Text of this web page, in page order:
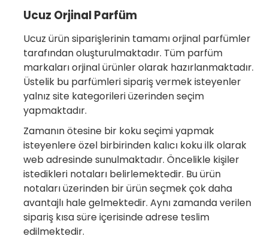
Ucuz Orjinal Parfüm
Ucuz ürün siparişlerinin tamamı orjinal parfümler
tarafından oluşturulmaktadır. Tüm parfüm
markaları orjinal ürünler olarak hazırlanmaktadır.
Üstelik bu parfümleri sipariş vermek isteyenler
yalnız site kategorileri üzerinden seçim
yapmaktadır.
Zamanın ötesine bir koku seçimi yapmak
isteyenlere özel birbirinden kalıcı koku ilk olarak
web adresinde sunulmaktadır. Öncelikle kişiler
istedikleri notaları belirlemektedir. Bu ürün
notaları üzerinden bir ürün seçmek çok daha
avantajlı hale gelmektedir. Aynı zamanda verilen
sipariş kısa süre içerisinde adrese teslim
edilmektedir.